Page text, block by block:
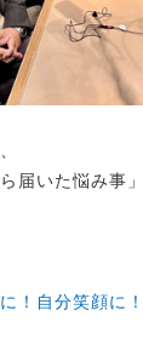
届いた悩み事
に！自分笑顔に